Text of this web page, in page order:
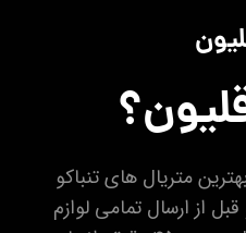
متریال های تنباکو
از ارسال تمامی لوازم